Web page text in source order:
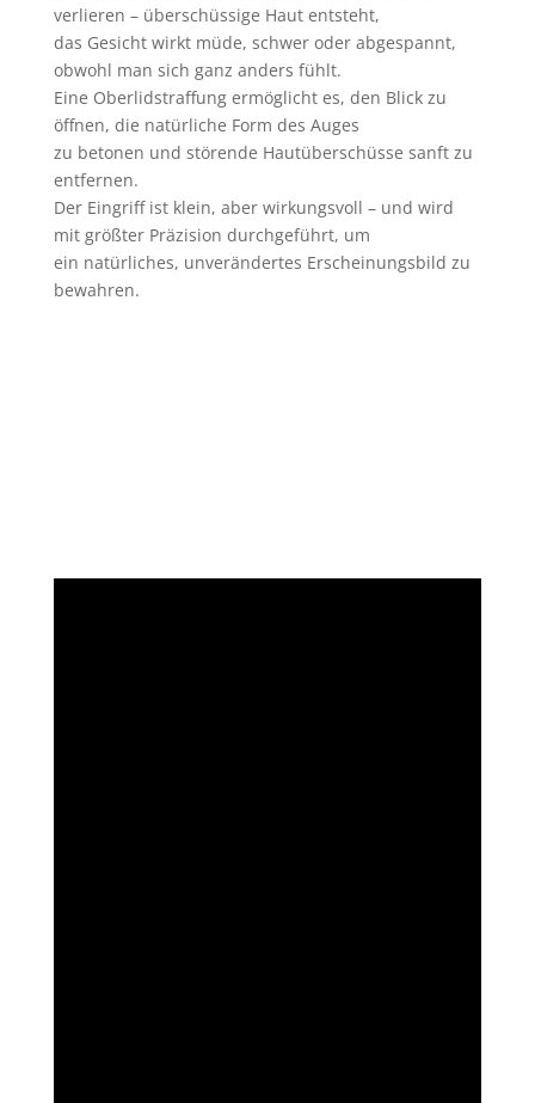
verlieren – überschüssige Haut entsteht,
das Gesicht wirkt müde, schwer oder abgespannt,
obwohl man sich ganz anders fühlt.
Eine Oberlidstraffung ermöglicht es, den Blick zu
öffnen, die natürliche Form des Auges
zu betonen und störende Hautüberschüsse sanft zu
entfernen.
Der Eingriff ist klein, aber wirkungsvoll – und wird
mit größter Präzision durchgeführt, um
ein natürliches, unverändertes Erscheinungsbild zu
bewahren.